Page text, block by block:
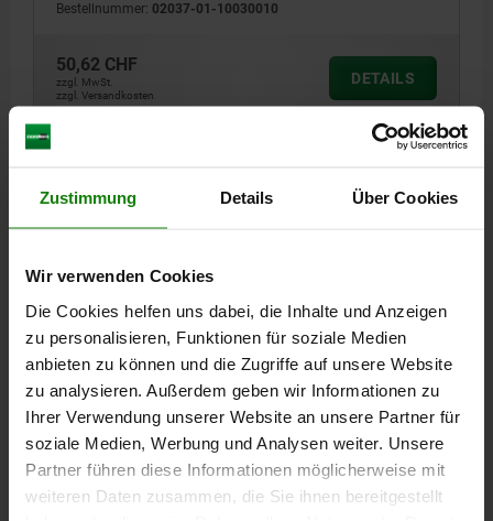
Zustimmung Details Über Cookies
Wir verwenden Cookies
Die Cookies helfen uns dabei, die Inhalte und Anzeigen
zu personalisieren, Funktionen für soziale Medien
anbieten zu können und die Zugriffe auf unsere Website
zu analysieren. Außerdem geben wir Informationen zu
Ihrer Verwendung unserer Website an unsere Partner für
soziale Medien, Werbung und Analysen weiter. Unsere
Partner führen diese Informationen möglicherweise mit
weiteren Daten zusammen, die Sie ihnen bereitgestellt
Bestellnummer: 02037-01-10030010
50,62 CHF
zzgl. MwSt.
zzgl. Versandkosten
DETAILS
DOWNLOADS
Andere Kunden kauften auch
NEU